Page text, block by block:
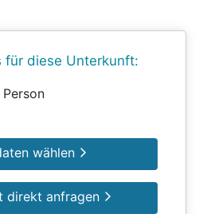
für diese Unterkunft:
wählen
direkt anfragen